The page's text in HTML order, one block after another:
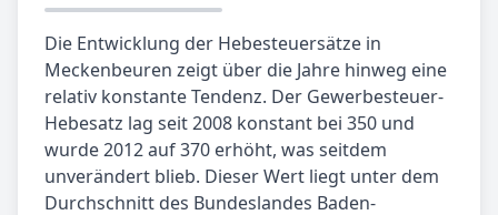
Die Entwicklung der Hebesteuersätze in
Meckenbeuren zeigt über die Jahre hinweg eine
relativ konstante Tendenz. Der Gewerbesteuer-
Hebesatz lag seit 2008 konstant bei 350 und
wurde 2012 auf 370 erhöht, was seitdem
unverändert blieb. Dieser Wert liegt unter dem
Durchschnitt des Bundeslandes Baden-